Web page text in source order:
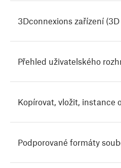
3Dconnexions zařízení (3D
Přehled uživatelského
Kopírovat, vložit, instance
Podporované formáty